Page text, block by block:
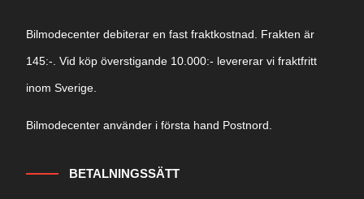
Bilmodecenter debiterar en fast fraktkostnad. Frakten är
145:-. Vid köp överstigande 10.000:- levererar vi fraktfritt
inom Sverige.
Bilmodecenter använder i första hand Postnord.
BETALNINGSSÄTT